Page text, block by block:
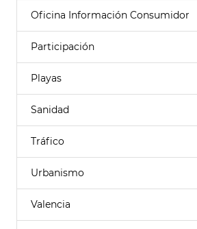
Oficina Información Consumidor
Participación
Playas
Sanidad
Tráfico
Urbanismo
Valencia